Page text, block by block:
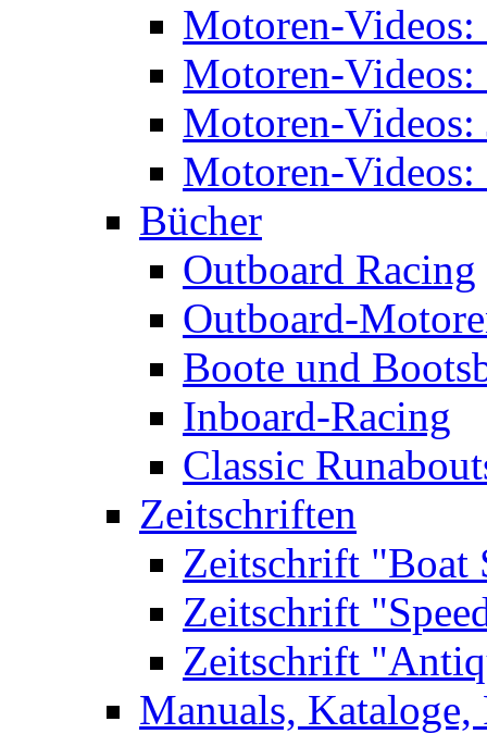
Motoren-
Motoren-
Motoren-Videos:
Motoren-Videos:
Bücher
Outboard Racing
Outboard-
Boote und
Inboard-Racing
Classic
Zeitschriften
Zeitschrift "Boat
Zeitschrift
Zeitschrift
Manuals, Kataloge,